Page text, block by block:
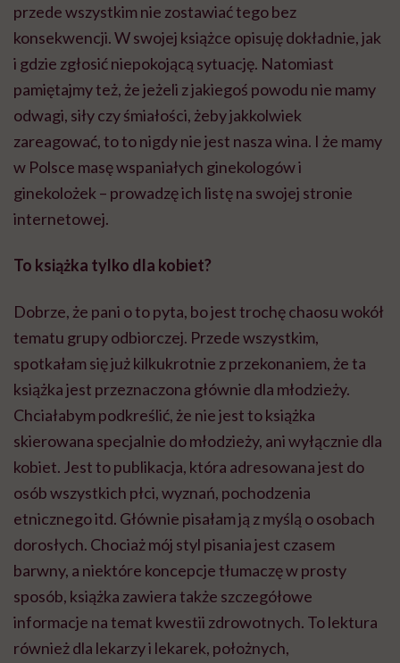
przede wszystkim nie zostawiać tego bez
konsekwencji. W swojej książce opisuję dokładnie, jak
i gdzie zgłosić niepokojącą sytuację. Natomiast
pamiętajmy też, że jeżeli z jakiegoś powodu nie mamy
odwagi, siły czy śmiałości, żeby jakkolwiek
zareagować, to to nigdy nie jest nasza wina. I że mamy
w Polsce masę wspaniałych ginekologów i
ginekolożek – prowadzę ich listę na swojej stronie
internetowej.
To książka tylko dla kobiet?
Dobrze, że pani o to pyta, bo jest trochę chaosu wokół
tematu grupy odbiorczej. Przede wszystkim,
spotkałam się już kilkukrotnie z przekonaniem, że ta
książka jest przeznaczona głównie dla młodzieży.
Chciałabym podkreślić, że nie jest to książka
skierowana specjalnie do młodzieży, ani wyłącznie dla
kobiet. Jest to publikacja, która adresowana jest do
osób wszystkich płci, wyznań, pochodzenia
etnicznego itd. Głównie pisałam ją z myślą o osobach
dorosłych. Chociaż mój styl pisania jest czasem
barwny, a niektóre koncepcje tłumaczę w prosty
sposób, książka zawiera także szczegółowe
informacje na temat kwestii zdrowotnych. To lektura
również dla lekarzy i lekarek, położnych,